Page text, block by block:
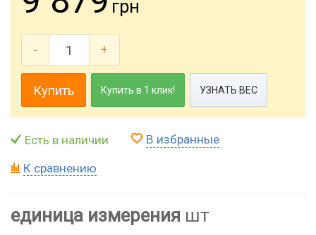
грн
- +
Купить Купить в 1 клик! УЗНАТЬ ВЕС
Есть в наличии В избранные
К сравнению
единица измерения шт